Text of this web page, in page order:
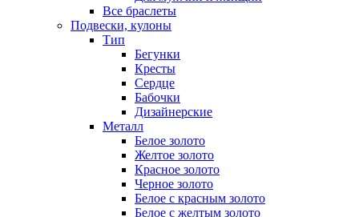
Все браслеты
Подвески, кулоны
Тип
Бегунки
Кресты
Сердце
Бабочки
Дизайнерские
Металл
Белое золото
Желтое золото
Красное золото
Черное золото
Белое с красным золото
Белое с желтым золото